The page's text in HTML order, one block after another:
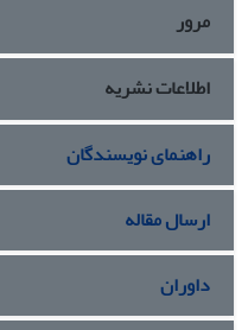
اهمیت 312/0 کم‌ترین توجه را به خود اختصاص داده‌اند.
مرور
اطلاعات نشریه
راهنمای نویسندگان
ارسال مقاله
داوران